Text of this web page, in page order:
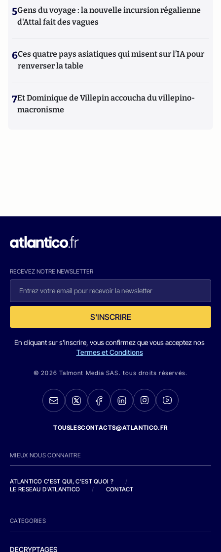
5Gens du voyage : la nouvelle incursion régalienne
d'Attal fait des vagues
6Ces quatre pays asiatiques qui misent sur l’IA pour
renverser la table
7Et Dominique de Villepin accoucha du villepino-
macronisme
RECEVEZ NOTRE NEWSLETTER
S'INSCRIRE
En cliquant sur s'inscrire, vous confirmez que vous acceptez nos
Termes et Conditions
© 2026 Talmont Media SAS. tous droits réservés.
TOUSLESCONTACTS@ATLANTICO.FR
MIEUX NOUS CONNAITRE
ATLANTICO C'EST QUI, C'EST QUOI ?
/
LE RESEAU D'ATLANTICO
/ CONTACT
CATEGORIES
DECRYPTAGES